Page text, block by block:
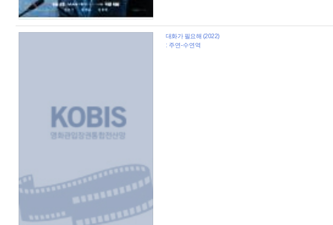
대화가 필요해 (2022)
: 주연-수연역